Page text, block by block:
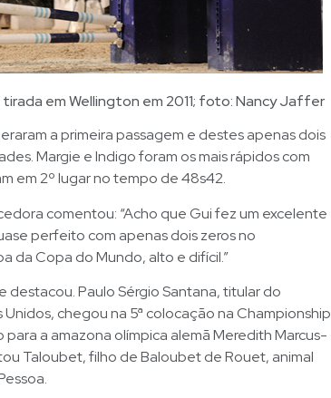
em Wellington em 2011; foto: Nancy Jaffer
a primeira passagem e destes apenas dois
Margie e Indigo foram os mais rápidos com
em 2º lugar no tempo de 48s42.
comentou: “Acho que Gui fez um excelente
perfeito com apenas dois zeros no
da Copa do Mundo, alto e difícil.”
destacou. Paulo Sérgio Santana, titular do
chegou na 5ª colocação na Championship
a amazona olímpica alemã Meredith Marcus-
Taloubet, filho de Baloubet de Rouet, animal